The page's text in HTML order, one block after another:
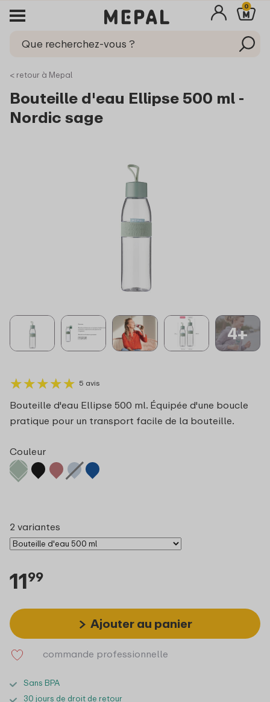
0
< retour à Mepal
Bouteille d'eau Ellipse 500 ml -
Nordic sage
4+
★★★★★
★★★★★ 5 avis
Bouteille d'eau Ellipse 500 ml. Équipée d'une boucle
pratique pour un transport facile de la bouteille.
Couleur
2 variantes
1199
Ajouter au panier
commande professionnelle
Sans BPA
30 jours de droit de retour